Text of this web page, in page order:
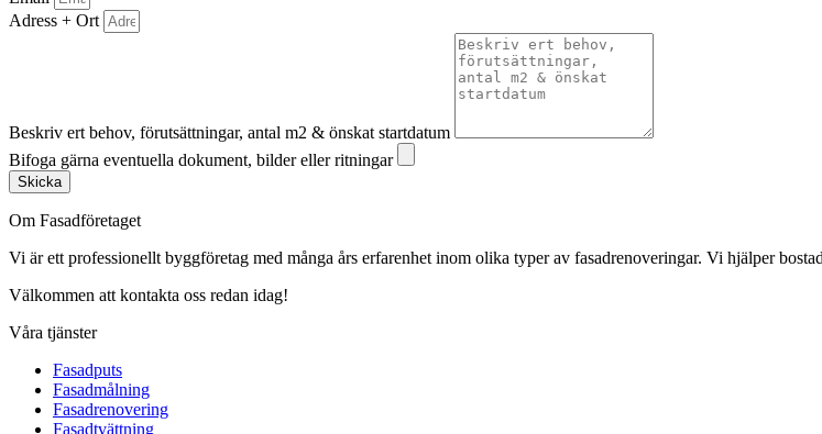
Adress + Ort
Beskriv ert behov, förutsättningar, antal m2 & önskat startdatum
Bifoga gärna eventuella dokument, bilder eller ritningar
Skicka
Om Fasadföretaget
Vi är ett professionellt byggföretag med många års erfarenhet inom olika typer av fasadrenoveringar. Vi hjälper
Välkommen att kontakta oss redan idag!
Våra tjänster
Fasadputs
Fasadmålning
Fasadrenovering
Fasadtvättning